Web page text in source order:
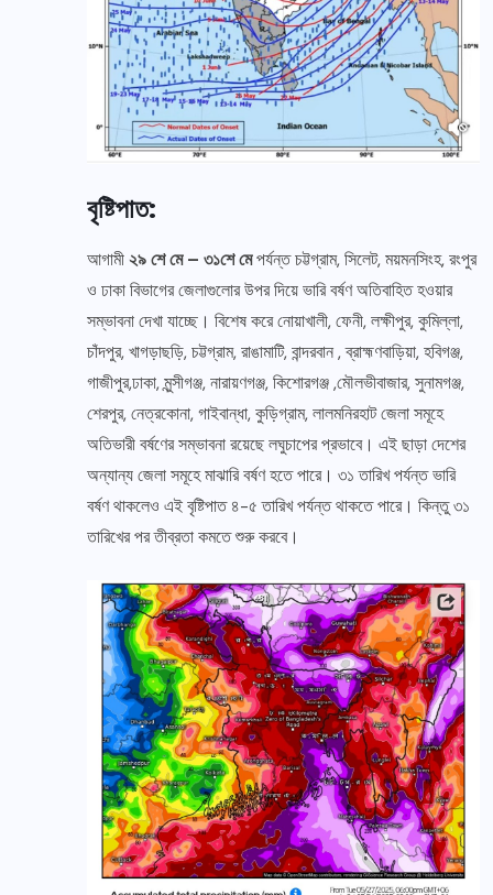
বৃষ্টিপাত:
আগামী২৯ শে মে – ৩১শে মেপর্যন্ত চট্টগ্রাম, সিলেট, ময়মনসিংহ, রংপুর
ও ঢাকা বিভাগের জেলাগুলোর উপর দিয়ে ভারি বর্ষণ অতিবাহিত হওয়ার
সম্ভাবনা দেখা যাচ্ছে। বিশেষ করে নোয়াখালী, ফেনী, লক্ষীপুর, কুমিল্লা,
চাঁদপুর, খাগড়াছড়ি, চট্টগ্রাম, রাঙামাটি, বান্দরবান , ব্রাহ্মণবাড়িয়া, হবিগঞ্জ,
গাজীপুর,ঢাকা, মুন্সীগঞ্জ, নারায়ণগঞ্জ, কিশোরগঞ্জ ,মৌলভীবাজার, সুনামগঞ্জ,
শেরপুর, নেত্রকোনা, গাইবান্ধা, কুড়িগ্রাম, লালমনিরহাট জেলা সমূহে
অতিভারী বর্ষণের সম্ভাবনা রয়েছে লঘুচাপের প্রভাবে। এই ছাড়া দেশের
অন্যান্য জেলা সমূহে মাঝারি বর্ষণ হতে পারে। ৩১ তারিখ পর্যন্ত ভারি
বর্ষণ থাকলেও এই বৃষ্টিপাত ৪-৫ তারিখ পর্যন্ত থাকতে পারে। কিন্তু ৩১
তারিখের পর তীব্রতা কমতে শুরু করবে।